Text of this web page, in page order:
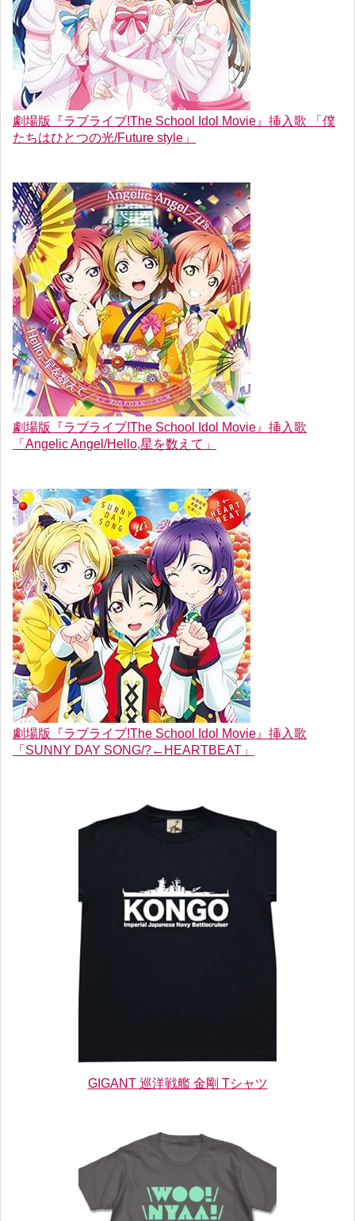
劇場版『ラブライブ!The School Idol Movie』挿入歌 「僕
たちはひとつの光/Future style」
劇場版『ラブライブ!The School Idol Movie』挿入歌
「Angelic Angel/Hello,星を数えて」
劇場版『ラブライブ!The School Idol Movie』挿入歌
「SUNNY DAY SONG/?←HEARTBEAT」
GIGANT 巡洋戦艦 金剛 Tシャツ